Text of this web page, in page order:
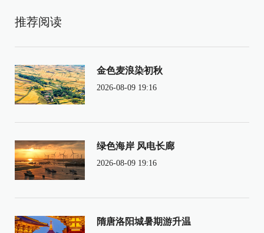
推荐阅读
金色麦浪染初秋
2026-08-09 19:16
绿色海岸 风电长廊
2026-08-09 19:16
隋唐洛阳城暑期游升温